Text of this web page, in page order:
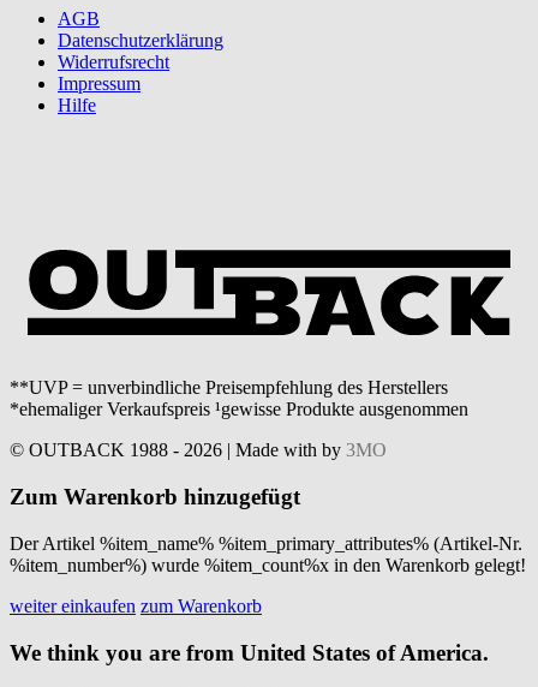
AGB
Datenschutzerklärung
Widerrufsrecht
Impressum
Hilfe
**UVP = unverbindliche Preisempfehlung des Herstellers
*ehemaliger Verkaufspreis ¹gewisse Produkte ausgenommen
© OUTBACK 1988 - 2026 | Made with by 3MO
Zum Warenkorb hinzugefügt
Der Artikel %item_name% %item_primary_attributes% (Artikel-Nr.
%item_number%) wurde %item_count%x in den Warenkorb gelegt!
weiter einkaufen zum Warenkorb
We think you are from United States of America.